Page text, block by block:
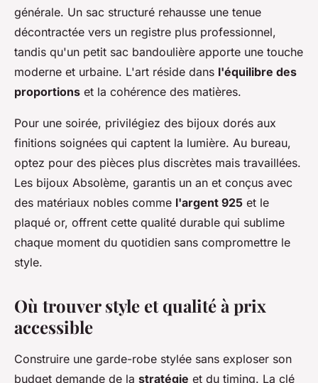
générale. Un sac structuré rehausse une tenue
décontractée vers un registre plus professionnel,
tandis qu'un petit sac bandoulière apporte une touche
moderne et urbaine. L'art réside dans l'équilibre des
proportions et la cohérence des matières.
Pour une soirée, privilégiez des bijoux dorés aux
finitions soignées qui captent la lumière. Au bureau,
optez pour des pièces plus discrètes mais travaillées.
Les bijoux Absolème, garantis un an et conçus avec
des matériaux nobles comme l'argent 925 et le
plaqué or, offrent cette qualité durable qui sublime
chaque moment du quotidien sans compromettre le
style.
Où trouver style et qualité à prix
accessible
Construire une garde-robe stylée sans exploser son
budget demande de la stratégie et du timing. La clé